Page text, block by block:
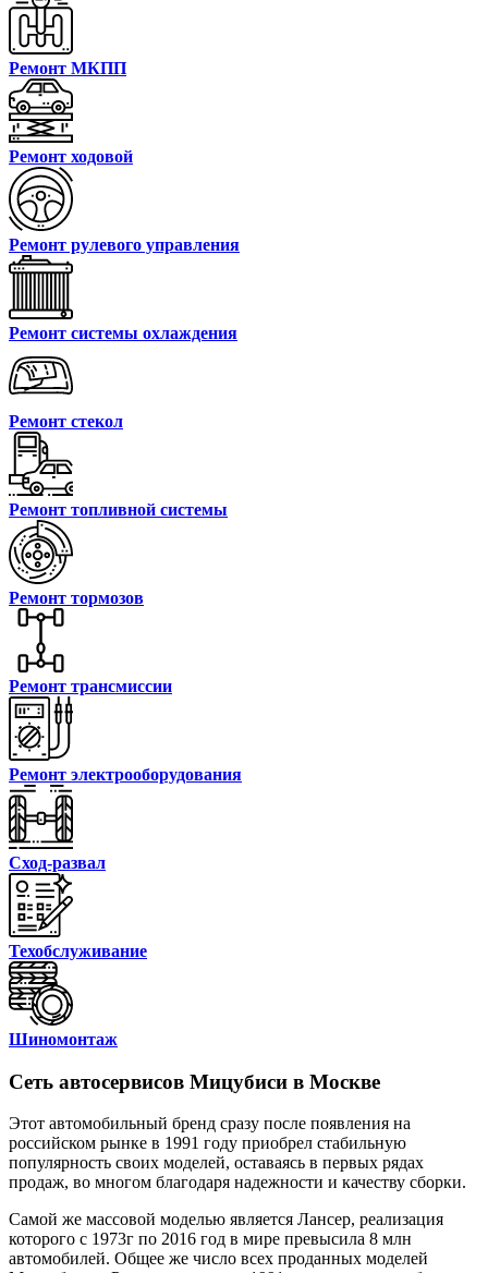
Ремонт МКПП
Ремонт ходовой
Ремонт рулевого управления
Ремонт системы охлаждения
Ремонт стекол
Ремонт топливной системы
Ремонт тормозов
Ремонт трансмиссии
Ремонт электрооборудования
Сход-развал
Техобслуживание
Шиномонтаж
Сеть автосервисов Мицубиси в Москве
Этот автомобильный бренд сразу после появления на
российском рынке в 1991 году приобрел стабильную
популярность своих моделей, оставаясь в первых рядах
продаж, во многом благодаря надежности и качеству сборки.
Самой же массовой моделью является Лансер, реализация
которого с 1973г по 2016 год в мире превысила 8 млн
автомобилей. Общее же число всех проданных моделей